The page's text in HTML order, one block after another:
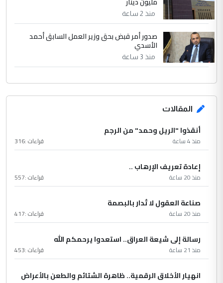
منذ 2 ساعة
صدور أمر قبض بحق وزير العمل السابق أحمد
الأسدي
منذ 3 ساعة
المقالات
أنقذوا "الريل وحمد" من الرجم
منذ 4 ساعة قراءات :316
إعادة تعريف الإرهاب ..
منذ 20 ساعة قراءات :557
صناعة العقول لا تُدار بالبصمة
منذ 20 ساعة قراءات :417
رسالة إلى شيعة العراق.. استعدوا يرحمكم الله
منذ 21 ساعة قراءات :453
انهيار الأخلاق الرقمية.. ظاهرة الشتائم والطعن بالأعراض